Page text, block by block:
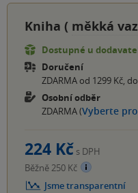
Kniha ( měkká
Dostupné u
Doručení
ZDARMA od 1299 Kč,
Osobní odběr
ZDARMA (Vyberte
224 Kč s DPH
Běžně 250 Kč
Jsme transparentní